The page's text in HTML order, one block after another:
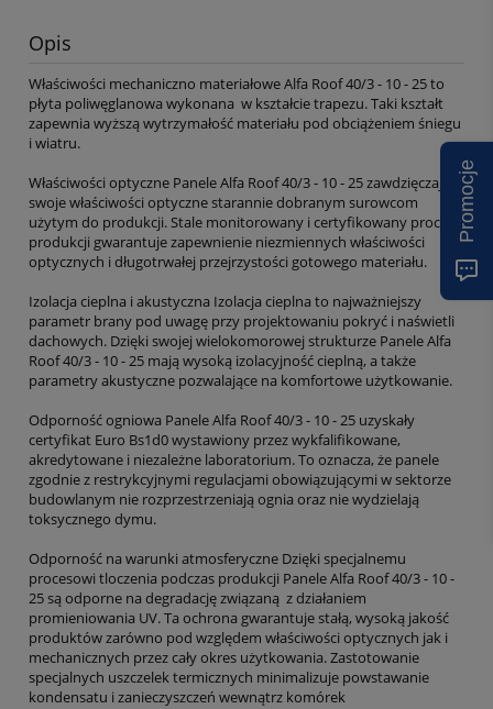
Opis
Właściwości mechaniczno materiałowe Alfa Roof 40/3 - 10 - 25 to
płyta poliwęglanowa wykonana w kształcie trapezu. Taki kształt
zapewnia wyższą wytrzymałość materiału pod obciążeniem śniegu
i wiatru.
Właściwości optyczne Panele Alfa Roof 40/3 - 10 - 25 zawdzięczają
swoje właściwości optyczne starannie dobranym surowcom
użytym do produkcji. Stale monitorowany i certyfikowany proces
produkcji gwarantuje zapewnienie niezmiennych właściwości
optycznych i długotrwałej przejrzystości gotowego materiału.
Izolacja cieplna i akustyczna Izolacja cieplna to najważniejszy
parametr brany pod uwagę przy projektowaniu pokryć i naświetli
dachowych. Dzięki swojej wielokomorowej strukturze Panele Alfa
Roof 40/3 - 10 - 25 mają wysoką izolacyjność cieplną, a także
parametry akustyczne pozwalające na komfortowe użytkowanie.
Odporność ogniowa Panele Alfa Roof 40/3 - 10 - 25 uzyskały
certyfikat Euro Bs1d0 wystawiony przez wykfalifikowane,
akredytowane i niezależne laboratorium. To oznacza, że panele
zgodnie z restrykcyjnymi regulacjami obowiązującymi w sektorze
budowlanym nie rozprzestrzeniają ognia oraz nie wydzielają
toksycznego dymu.
Odporność na warunki atmosferyczne Dzięki specjalnemu
procesowi tloczenia podczas produkcji Panele Alfa Roof 40/3 - 10 -
25 są odporne na degradację związaną z działaniem
promieniowania UV. Ta ochrona gwarantuje stałą, wysoką jakość
produktów zarówno pod względem właściwości optycznych jak i
mechanicznych przez cały okres użytkowania. Zastotowanie
specjalnych uszczelek termicznych minimalizuje powstawanie
kondensatu i zanieczyszczeń wewnątrz komórek
Promocje